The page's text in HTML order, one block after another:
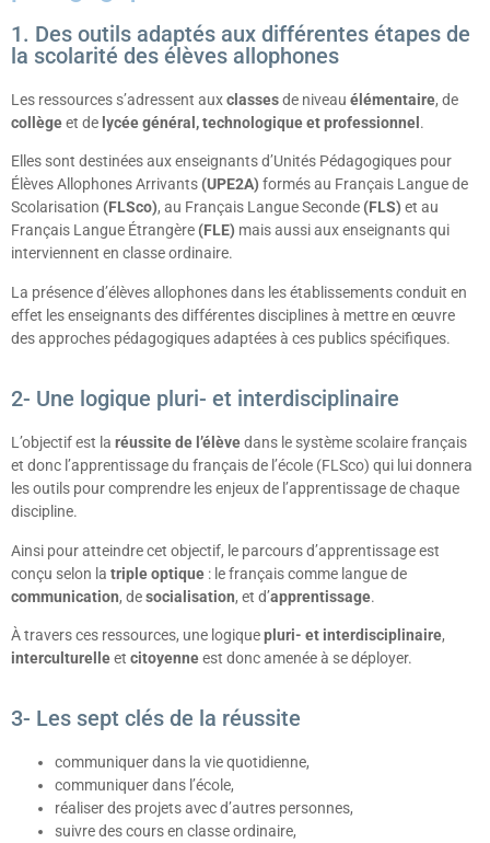
1. Des outils adaptés aux différentes étapes de
la scolarité des élèves allophones
Les ressources s’adressent auxclassesde niveau élémentaire, de
collègeet de lycée général, technologique et professionnel .
Elles sont destinées aux enseignants d’Unités Pédagogiques pour
Élèves Allophones Arrivants (UPE2A) formés au Français Langue de
Scolarisation (FLSco), au Français Langue Seconde (FLS) et au
Français Langue Étrangère (FLE) mais aussi aux enseignants qui
interviennent en classe ordinaire.
La présence d’élèves allophones dans les établissements conduit en
effet les enseignants des différentes disciplines à mettre en œuvre
des approches pédagogiques adaptées à ces publics spécifiques.
2- Une logique pluri- et interdisciplinaire
L’objectif est la réussite de l’élèvedans le système scolaire français
et donc l’apprentissage du français de l’école (FLSco) qui lui donnera
les outils pour comprendre les enjeux de l’apprentissage de chaque
discipline.
Ainsi pour atteindre cet objectif, le parcours d’apprentissage est
conçu selon la triple optique : le français comme langue de
communication, desocialisation, et d’apprentissage.
À travers ces ressources, une logiquepluri- et interdisciplinaire,
interculturelleet citoyenneest donc amenée à se déployer.
3- Les sept clés de la réussite
communiquer dans la vie quotidienne,
communiquer dans l’école,
réaliser des projets avec d’autres personnes,
suivre des cours en classe ordinaire,